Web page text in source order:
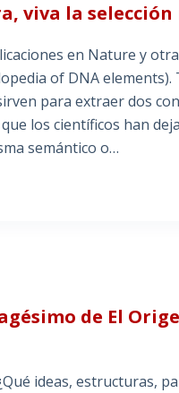
viva la
en Nature y
of DNA elements).
para extraer dos
los científicos han
semántico o…
de El
ideas, estructuras,